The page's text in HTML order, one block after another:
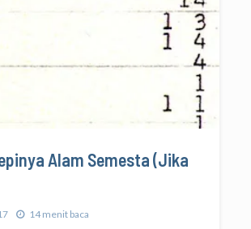
Alam Semesta (Jika
14 menit baca